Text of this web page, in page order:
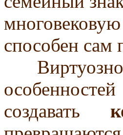
способен сам
создавать